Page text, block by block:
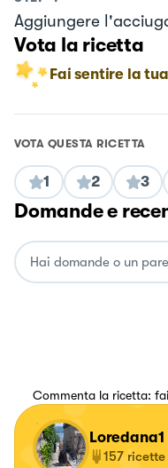
Aggiungere
Vota la ricetta
Fai sentire la
VOTA QUESTA RICETTA
1 2 3
Domande e
Commenta la ricetta:
Loredana1
157 ricette